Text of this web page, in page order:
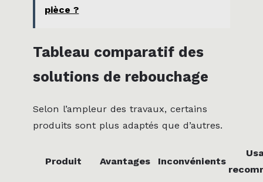
pièce ?
Tableau comparatif des
solutions de rebouchage
Selon l’ampleur des travaux, certains
produits sont plus adaptés que d’autres.
Produit Avantages Inconvénients